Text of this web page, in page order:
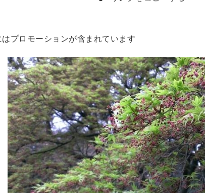
はプロモーションが含まれています